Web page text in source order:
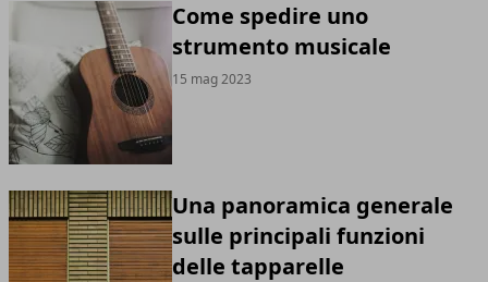
Come spedire uno
strumento musicale
15 mag 2023
Una panoramica generale
sulle principali funzioni
delle tapparelle